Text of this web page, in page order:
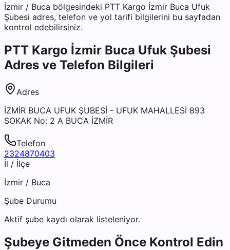
İzmir / Buca bölgesindeki PTT Kargo İzmir Buca Ufuk
Şubesi adres, telefon ve yol tarifi bilgilerini bu sayfadan
kontrol edebilirsiniz.
PTT Kargo İzmir Buca Ufuk Şubesi
Adres ve Telefon Bilgileri
Adres
İZMİR BUCA UFUK ŞUBESİ - UFUK MAHALLESİ 893
SOKAK No: 2 A BUCA İZMİR
Telefon
2324870403
İl / İlçe
İzmir / Buca
Şube Durumu
Aktif şube kaydı olarak listeleniyor.
Şubeye Gitmeden Önce Kontrol Edin